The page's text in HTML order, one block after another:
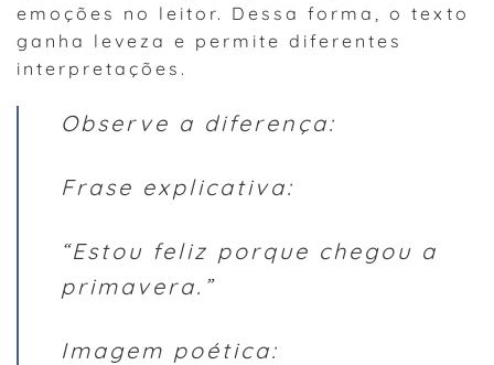
emoções no leitor. Dessa forma, o texto
ganha leveza e permite diferentes
interpretações.
Observe a diferença:
Frase explicativa:
“Estou feliz porque chegou a
primavera.”
Imagem poética: